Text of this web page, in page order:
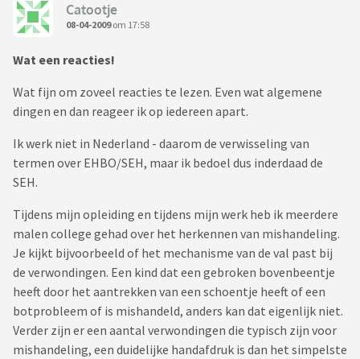
Catootje
08-04-2009om 17:58
Wat een reacties!
Wat fijn om zoveel reacties te lezen. Even wat algemene
dingen en dan reageer ik op iedereen apart.
Ik werk niet in Nederland - daarom de verwisseling van
termen over EHBO/SEH, maar ik bedoel dus inderdaad de
SEH.
Tijdens mijn opleiding en tijdens mijn werk heb ik meerdere
malen college gehad over het herkennen van mishandeling.
Je kijkt bijvoorbeeld of het mechanisme van de val past bij
de verwondingen. Een kind dat een gebroken bovenbeentje
heeft door het aantrekken van een schoentje heeft of een
botprobleem of is mishandeld, anders kan dat eigenlijk niet.
Verder zijn er een aantal verwondingen die typisch zijn voor
mishandeling, een duidelijke handafdruk is dan het simpelste